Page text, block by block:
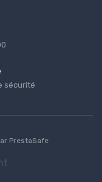
sécurité
PrestaSafe